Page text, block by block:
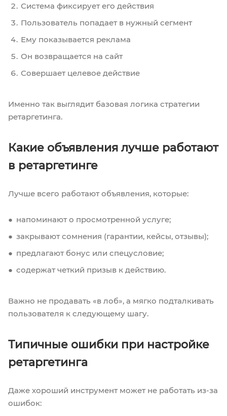
Система фиксирует его действия
Пользователь попадает в нужный сегмент
Ему показывается реклама
Он возвращается на сайт
Совершает целевое действие
Именно так выглядит базовая логика стратегии
ретаргетинга.
Какие объявления лучше работают
в ретаргетинге
Лучше всего работают объявления, которые:
напоминают о просмотренной услуге;
закрывают сомнения (гарантии, кейсы, отзывы);
предлагают бонус или спецусловие;
содержат четкий призыв к действию.
Важно не продавать «в лоб», а мягко подталкивать
пользователя к следующему шагу.
Типичные ошибки при настройке
ретаргетинга
Даже хороший инструмент может не работать из-за
ошибок: